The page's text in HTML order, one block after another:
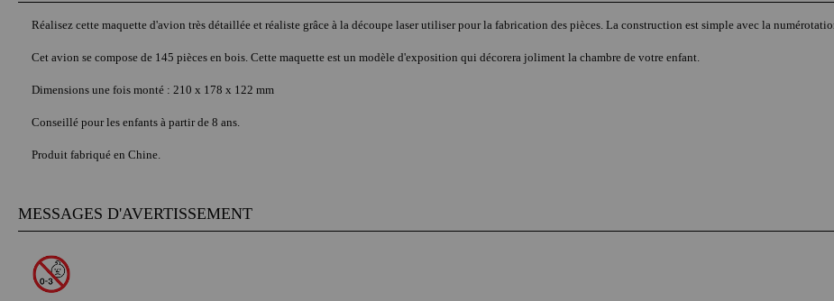
Réalisez cette maquette d'avion très détaillée et réaliste grâce à la découpe laser utiliser pour la fabrication des pièces. La construction est simple avec la
Cet avion se compose de 145 pièces en bois. Cette maquette est un modèle d'exposition qui décorera joliment la chambre de votre enfant.
Dimensions une fois monté : 210 x 178 x 122 mm
Conseillé pour les enfants à partir de 8 ans.
Produit fabriqué en Chine.
MESSAGES D'AVERTISSEMENT